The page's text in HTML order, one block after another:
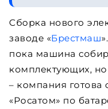
Сборка нового
заводе «Брестмаш
пока машина
комплектующих, но
– компания готова
«Росатом» по